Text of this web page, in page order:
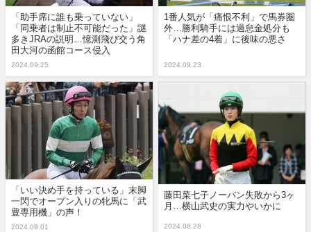
「助手席に誰も乗っていない」
「同乗者は制止不可能だった」謎
多きJRAの説明…憶測飛び交う角
田大河の函館コース侵入
2024.09.25
1番人気が「痛恨不利」で馬券圏
外…勝利騎手には過怠金処分も
「ハナ差の4着」に後味の悪さ
2024.09.23
「いい決め手を持っている」末脚
一閃でオープン入りの牝馬に「武
豊専用機」の声！
2024.09.01
藤田菜七子ノーバン失敗から3ヶ
月…横山武史の実力やいかに
2024.08.28